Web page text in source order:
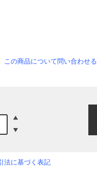
この商品について問い合わせる
法に基づく表記